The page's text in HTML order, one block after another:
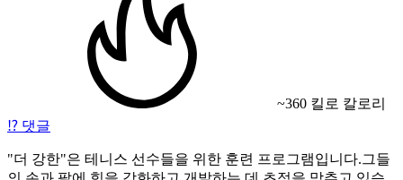
~360 킬로 칼로리
⁉️ 댓글
"더 강한"은 테니스 선수들을 위한 훈련 프로그램입니다.그들